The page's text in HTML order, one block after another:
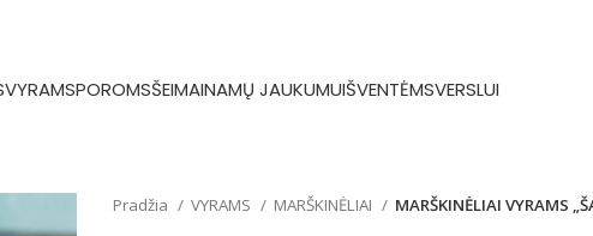
VYRAMSPOROMSŠEIMAINAMŲ JAUKUMUIŠVENTĖMSVERSLUI
Pradžia VYRAMS MARŠKINĖLIAI MARŠKINĖLIAI VYRAMS